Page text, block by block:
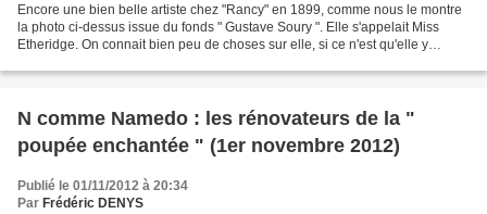
Encore une bien belle artiste chez "Rancy" en 1899, comme nous le montre
la photo ci-dessus issue du fonds " Gustave Soury ". Elle s'appelait Miss
Etheridge. On connait bien peu de choses sur elle, si ce n'est qu'elle y
N comme Namedo : les rénovateurs de la "
poupée enchantée " (1er novembre 2012)
Publié le 01/11/2012 à 20:34
Par Frédéric DENYS